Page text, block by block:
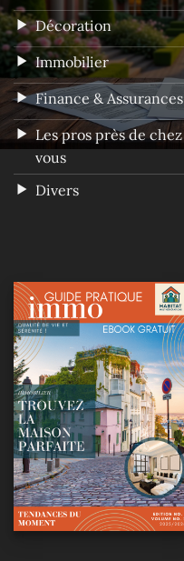
Décoration
Immobilier
Finance & Assurances
Les pros près de chez
vous
Divers